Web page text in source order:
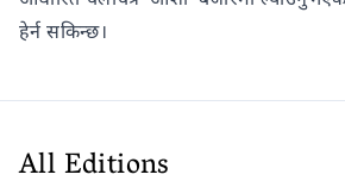
हेर्न सकिन्छ।
All Editions